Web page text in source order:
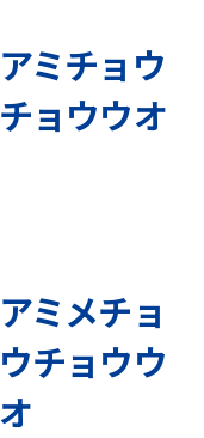
アミチョウ
チョウウオ
アミメチョ
ウチョウウ
オ